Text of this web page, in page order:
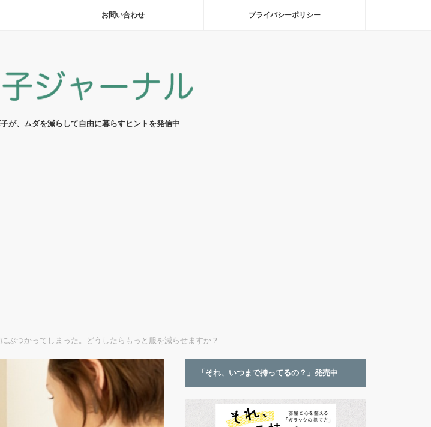
お問い合わせ プライバシーポリシー
が、ムダを減らして自由に暮らすヒントを発信中
ぶつかってしまった。どうしたらもっと服を減らせますか？
「それ、いつまで持ってるの？」発売中